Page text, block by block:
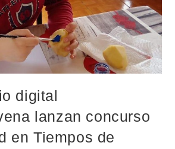
digital
lanzan concurso
en Tiempos de